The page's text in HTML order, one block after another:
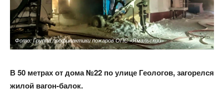
Фото: Группа профилактики пожаров ОПС «Ямальский»
В 50 метрах от дома №22 по улице Геологов, загорелся
жилой вагон-балок.